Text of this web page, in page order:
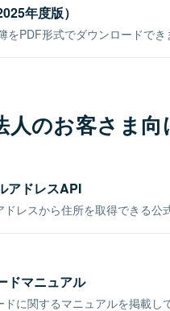
年度版）
PDF形式でダウンロードでき
人のお客さま向
アドレスAPI
レスから住所を取得できる公
ドマニュアル
に関するマニュアルを掲載し